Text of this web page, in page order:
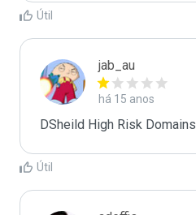
Útil
jab_au
há 15 anos
DSheild High Risk Domains
Útil